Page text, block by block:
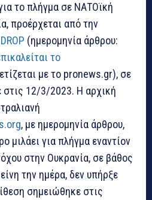
το πλήγμα σε ΝΑΤΟϊκή
προέρχεται από την
(ημερομηνία άρθρου:
το
με το pronews.gr), σε
στις 12/3/2023. Η αρχική
, με ημερομηνία άρθρου,
μιλάει για πλήγμα εναντίον
στην Ουκρανία, σε βάθος
την ημέρα, δεν υπήρξε
σημειώθηκε στις